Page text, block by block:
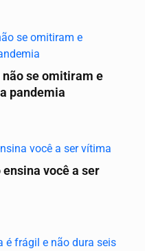
se omitiram e
pandemia
você a ser